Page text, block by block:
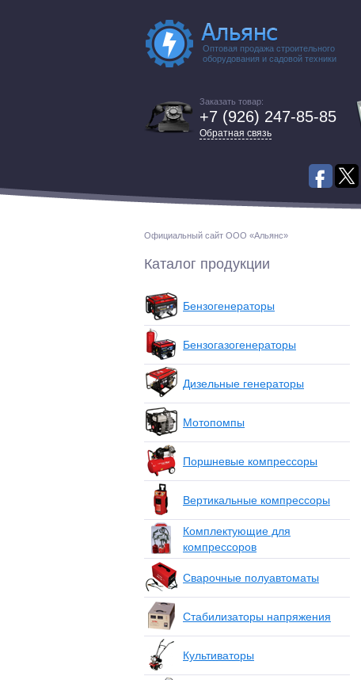
Оптовая продажа строительного
оборудования и садовой техники
Заказать товар:
+7 (926) 247-85-85
Обратная связь
Официальный сайт ООО «Альянс»
Каталог продукции
Бензогенераторы
Бензогазогенераторы
Дизельные генераторы
Мотопомпы
Поршневые компрессоры
Вертикальные компрессоры
Комплектующие для
компрессоров
Сварочные полуавтоматы
Стабилизаторы напряжения
Культиваторы